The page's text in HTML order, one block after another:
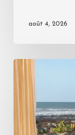
août 4, 2026